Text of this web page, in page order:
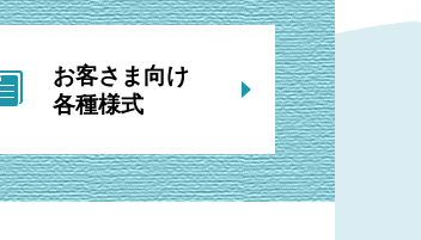
お客さま向け
各種様式